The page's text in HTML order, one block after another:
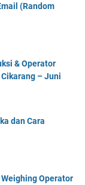
(Random
& Operator
Cikarang – Juni
dan Cara
Operator